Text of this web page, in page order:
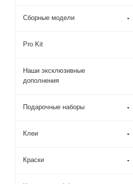
Сборные модели
Pro Kit
Наши эксклюзивные
дополнения
Подарочные наборы
Клеи
Краски